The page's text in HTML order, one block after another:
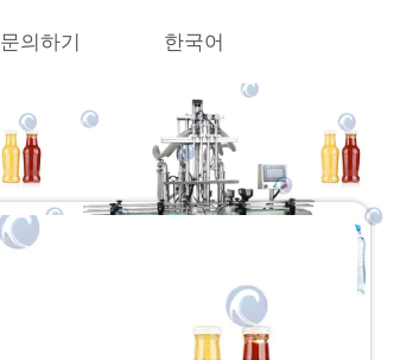
문의하기 한국어